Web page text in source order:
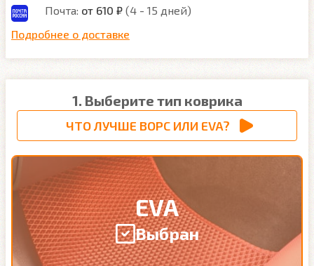
Почта: от 610 ₽ (4 - 15 дней)
Подробнее о доставке
1. Выберите тип коврика
ЧТО ЛУЧШЕ ВОРС ИЛИ EVA?
EVA
Выбран